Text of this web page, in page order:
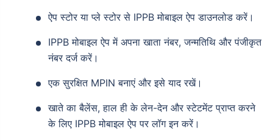
ऐप स्टोर या प्ले स्टोर से IPPB मोबाइल ऐप डाउनलोड करें।
IPPB मोबाइल ऐप में अपना खाता नंबर, जन्मतिथि और पंजीकृत
नंबर दर्ज करें।
एक सुरक्षित MPIN बनाएं और इसे याद रखें।
खाते का बैलेंस, हाल ही के लेन-देन और स्टेटमेंट प्राप्त करने
के लिए IPPB मोबाइल ऐप पर लॉग इन करें।